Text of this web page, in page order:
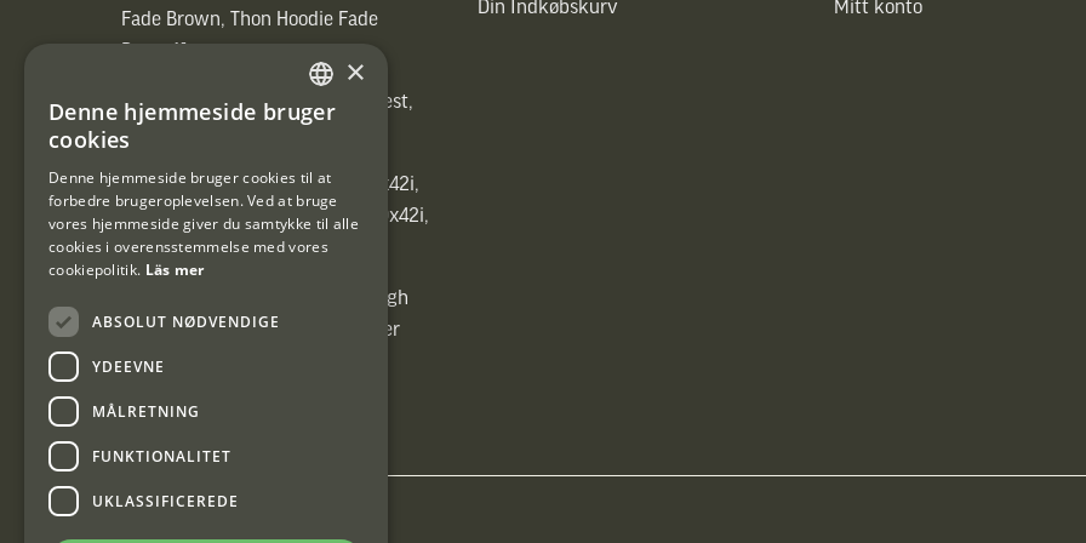
Fade Brown, Thon Hoodie Fade
[ih_use_fallback_field(Heated vest,
Heated vest)]
[ih_use_fallback_field(C6 1,7-10x42i,
6ggr förstoringsväxel!, C6 1,7-10x42i,
6ggr förstoringsväxel!)]
[ih_use_fallback_field(Carrier High
Energy Professional 15kg, Carrier
High Energy Professional 15kg)]
Din Indkøbskurv Mitt konto
SWEDISH
×
Denne hjemmeside bruger
cookies
Denne hjemmeside bruger cookies til at
forbedre brugeroplevelsen. Ved at bruge
vores hjemmeside giver du samtykke til alle
cookies i overensstemmelse med vores
cookiepolitik. Läs mer
ABSOLUT NØDVENDIGE
YDEEVNE
MÅLRETNING
FUNKTIONALITET
UKLASSIFICEREDE